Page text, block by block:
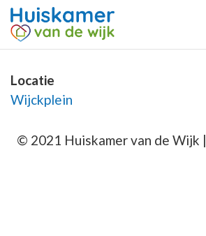
Locatie
Wijckplein
© 2021 Huiskamer van de Wijk |